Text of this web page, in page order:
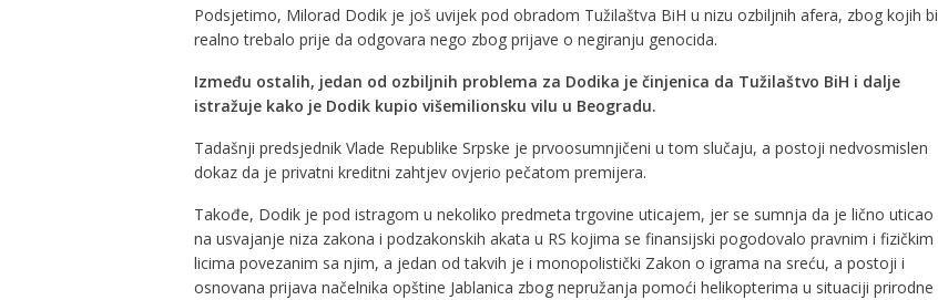
Podsjetimo, Milorad Dodik je još uvijek pod obradom Tužilaštva BiH u nizu ozbiljnih afera, zbog kojih bi
realno trebalo prije da odgovara nego zbog prijave o negiranju genocida.
Između ostalih, jedan od ozbiljnih problema za Dodika je činjenica da Tužilaštvo BiH i dalje
istražuje kako je Dodik kupio višemilionsku vilu u Beogradu.
Tadašnji predsjednik Vlade Republike Srpske je prvoosumnjičeni u tom slučaju, a postoji nedvosmislen
dokaz da je privatni kreditni zahtjev ovjerio pečatom premijera.
Takođe, Dodik je pod istragom u nekoliko predmeta trgovine uticajem, jer se sumnja da je lično uticao
na usvajanje niza zakona i podzakonskih akata u RS kojima se finansijski pogodovalo pravnim i fizičkim
licima povezanim sa njim, a jedan od takvih je i monopolistički Zakon o igrama na sreću, a postoji i
osnovana prijava načelnika opštine Jablanica zbog nepružanja pomoći helikopterima u situaciji prirodne